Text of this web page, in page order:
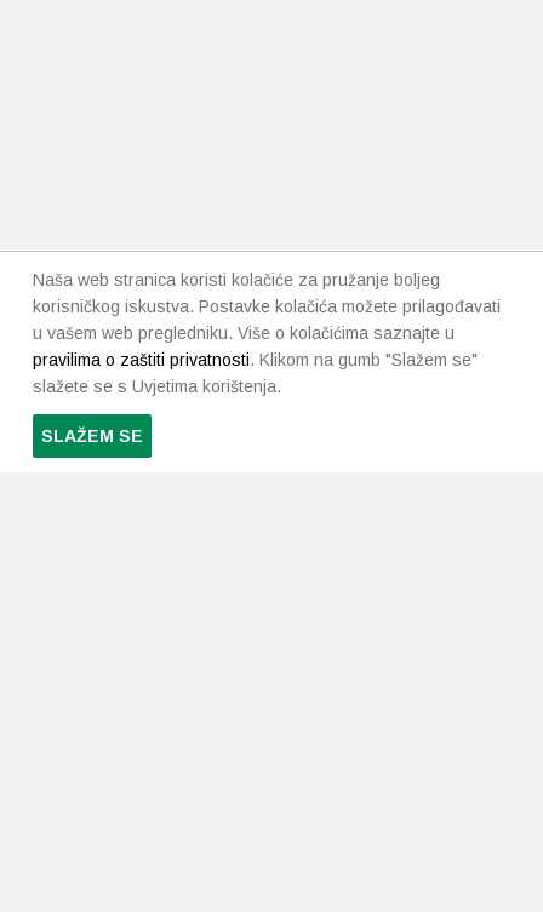
Naša web stranica koristi kolačiće za pružanje boljeg
korisničkog iskustva. Postavke kolačića možete prilagođavati
u vašem web pregledniku. Više o kolačićima saznajte u
pravilima o zaštiti privatnosti. Klikom na gumb "Slažem se"
slažete se s Uvjetima korištenja.
SLAŽEM SE